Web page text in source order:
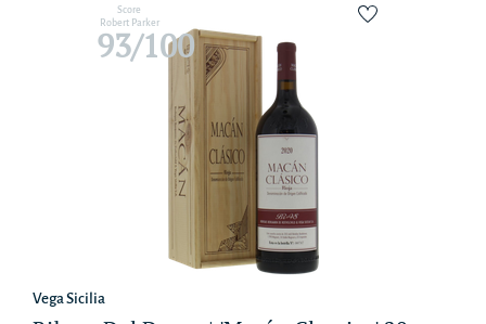
Score
Robert Parker
93/100
Vega Sicilia